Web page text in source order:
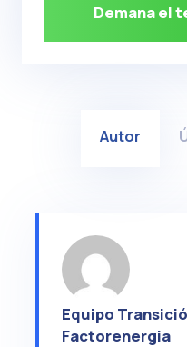
Demana el
Autor
Equipo
Factorenergia